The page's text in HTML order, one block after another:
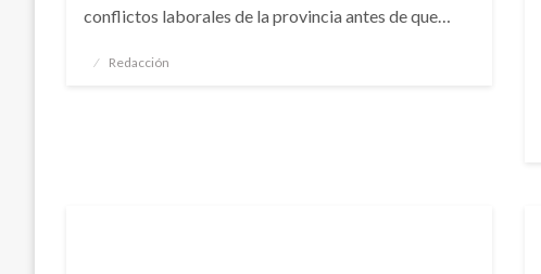
conflictos laborales de la provincia antes de que…
Publicado
Redacción